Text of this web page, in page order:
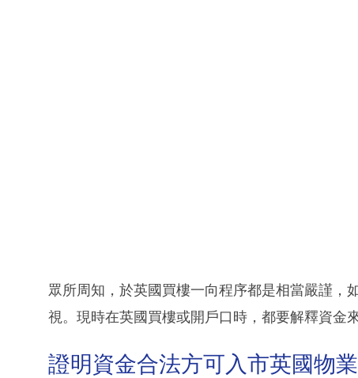
眾所周知，於英國買樓一向程序都是相當嚴謹，
視。現時在英國買樓或開戶口時，都要解釋資金
證明資金合法方可入市英國物業